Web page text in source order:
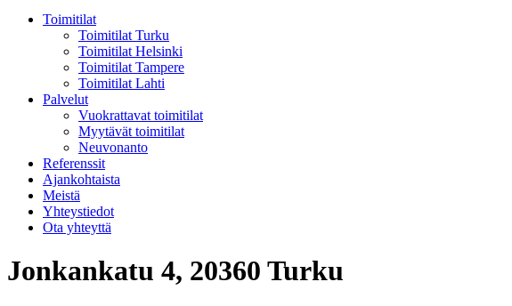
Toimitilat
Toimitilat Turku
Toimitilat Helsinki
Toimitilat Tampere
Toimitilat Lahti
Palvelut
Vuokrattavat toimitilat
Myytävät toimitilat
Neuvonanto
Referenssit
Ajankohtaista
Meistä
Yhteystiedot
Ota yhteyttä
Jonkankatu 4, 20360 Turku